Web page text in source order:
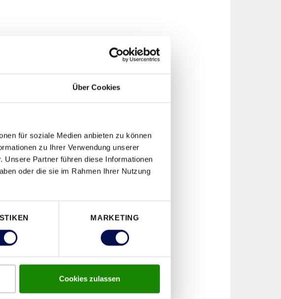
Über Cookies
für soziale Medien anbieten zu können
zu Ihrer Verwendung unserer
Unsere Partner führen diese Informationen
oder die sie im Rahmen Ihrer Nutzung
MARKETING
Cookies zulassen
etc.)